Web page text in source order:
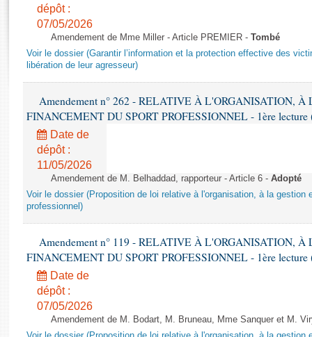
Rapports d'information
Rapports d'enquête
Rapports législatifs
Rapports sur l'application des lois
Budget et sécurité sociale
Questions écrites et orales
Comptes rendus des débats
Liens vers les sites publics
dépôt :
07/05/2026
Amendement de Mme Miller - Article PREMIER - Tombé
Voir le dossier (Garantir l’information et la protection effective des
libération de leur agresseur)
Amendement n° 262 - RELATIVE À L'ORGANISATION,
FINANCEMENT DU SPORT PROFESSIONNEL - 1ère lecture
Date de
dépôt :
11/05/2026
Amendement de M. Belhaddad, rapporteur - Article 6 - Adopté
Voir le dossier (Proposition de loi relative à l'organisation, à la gestion
professionnel)
Amendement n° 119 - RELATIVE À L'ORGANISATION,
FINANCEMENT DU SPORT PROFESSIONNEL - 1ère lecture
Date de
dépôt :
07/05/2026
Amendement de M. Bodart, M. Bruneau, Mme Sanquer et M.